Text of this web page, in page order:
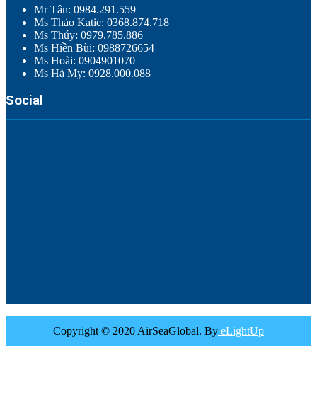
Mr Tân: 0984.291.559
Ms Thảo Katie: 0368.874.718
Ms Thúy: 0979.785.886
Ms Hiền Bùi: 0988726654
Ms Hoài: 0904901070
Ms Hà My: 0928.000.088
Social
Copyright © 2020 AirSeaGlobal. By eLightUp